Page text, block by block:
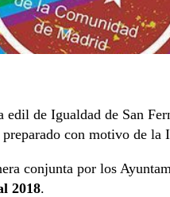
de Igualdad de San
con motivo de
conjunta por los
2018.